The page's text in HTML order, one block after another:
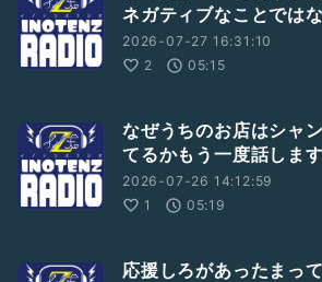
ネガティブなことでは
2026-07-27 16:31:10
2
05:15
なぜうちのお店はシャ
てるかもう一度話します
2026-07-26 14:12:59
1
05:19
応援しろがあったまっ